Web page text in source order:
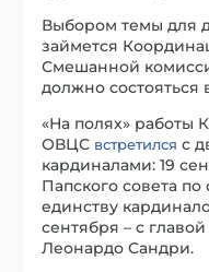
Выбором темы для
займется
Смешанной
должно состояться
«На полях» работы
ОВЦС встретился с
кардиналами: 19
Папского совета
единству
сентября – с
Леонардо Сандри.